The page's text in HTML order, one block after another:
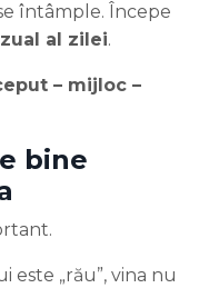
întâmple. Începe
al zilei.
– mijloc –
bine
„rău”, vina nu